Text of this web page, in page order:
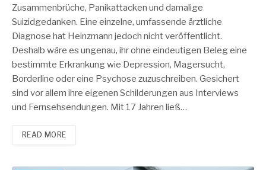
Zusammenbrüche, Panikattacken und damalige
Suizidgedanken. Eine einzelne, umfassende ärztliche
Diagnose hat Heinzmann jedoch nicht veröffentlicht.
Deshalb wäre es ungenau, ihr ohne eindeutigen Beleg eine
bestimmte Erkrankung wie Depression, Magersucht,
Borderline oder eine Psychose zuzuschreiben. Gesichert
sind vor allem ihre eigenen Schilderungen aus Interviews
und Fernsehsendungen. Mit 17 Jahren ließ…
READ MORE